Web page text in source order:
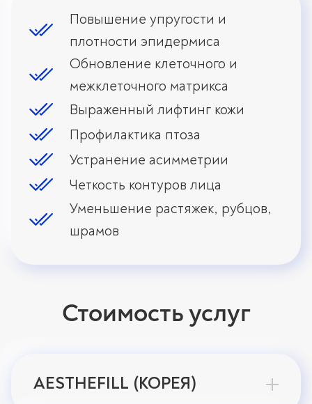
Повышение упругости и
плотности эпидермиса
Обновление клеточного и
межклеточного матрикса
Выраженный лифтинг кожи
Профилактика птоза
Устранение асимметрии
Четкость контуров лица
Уменьшение растяжек, рубцов,
шрамов
Стоимость услуг
AESTHEFILL (КОРЕЯ)